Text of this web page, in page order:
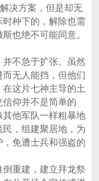
决方案，但是却无
种下的，解除也需
也绝不可能同意。
不急于扩张。虽然
无人能挡，但他们
这片七神主导的土
仰并不是简单的
他军队一样粗暴地
，组建聚居地，为
免遭士兵和强盗的
重建，建立拜龙祭